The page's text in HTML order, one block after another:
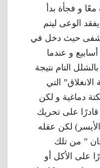
معًا و فجأة بدأ
الوعى ليتم
حيث دخل في
و عندما
التام نتيجة
التي
دماغية و لكن
على تحريك
لكن عقله
” من تلك
على الأكل أو